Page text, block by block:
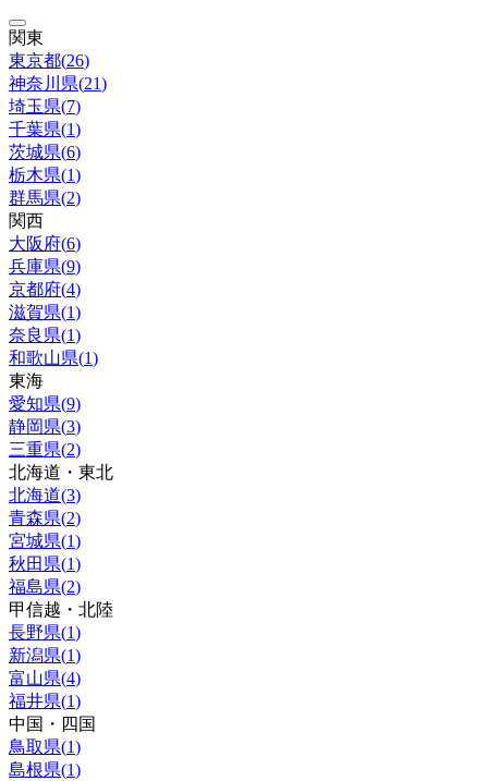
関東
東京都(26)
神奈川県(21)
埼玉県(7)
千葉県(1)
茨城県(6)
栃木県(1)
群馬県(2)
関西
大阪府(6)
兵庫県(9)
京都府(4)
滋賀県(1)
奈良県(1)
和歌山県(1)
東海
愛知県(9)
静岡県(3)
三重県(2)
北海道・東北
北海道(3)
青森県(2)
宮城県(1)
秋田県(1)
福島県(2)
甲信越・北陸
長野県(1)
新潟県(1)
富山県(4)
福井県(1)
中国・四国
鳥取県(1)
島根県(1)